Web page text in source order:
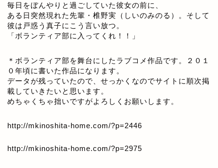
毎日をぼんやりと過ごしていた彼女の前に、
ある日突然現れた先輩・椎野実（しいのみのる）。そして
彼は戸惑う真子にこう言い放つ。
「ボランティア部に入ってくれ！！」
＊ボランティア部を舞台にしたラブコメ作品です。２０１
０年頃に書いた作品になります。
データが残っていたので、せっかくなのでサイトに順次掲
載していきたいと思います。
めちゃくちゃ拙いですがよろしくお願いします。
http://mkinoshita-home.com/?p=2446
http://mkinoshita-home.com/?p=2975